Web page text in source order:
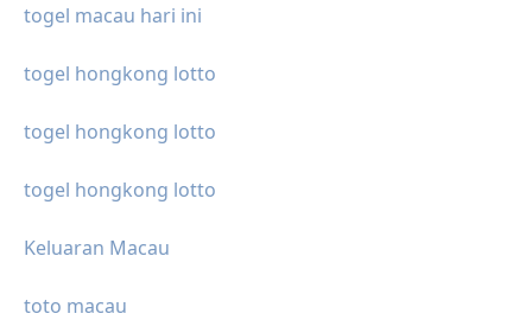
togel macau hari ini
togel hongkong lotto
togel hongkong lotto
togel hongkong lotto
Keluaran Macau
toto macau